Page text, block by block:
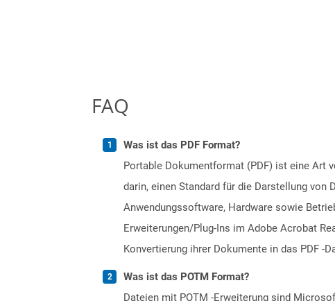
FAQ
Was ist das PDF Format?
Portable Dokumentformat (PDF) ist eine Art
darin, einen Standard für die Darstellung von
Anwendungssoftware, Hardware sowie
Erweiterungen/Plug-Ins im Adobe Acrobat
Konvertierung ihrer Dokumente in das PDF
Was ist das POTM Format?
Dateien mit POTM -Erweiterung sind